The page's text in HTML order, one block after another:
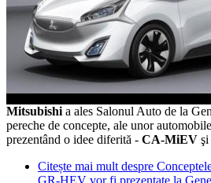
Mitsubishi a ales Salonul Auto de la
pereche de concepte, ale unor
prezentând o idee diferită - CA-MiEV şi
Citește mai mult despre
GR-HEV vor fi prezentate la